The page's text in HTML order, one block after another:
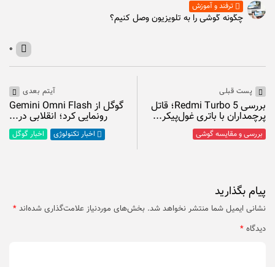
ترفند و آموزش
چگونه گوشی را به تلویزیون وصل کنیم؟
۰
پست قبلی
بررسی Redmi Turbo 5؛ قاتل
پرچمداران با باتری غول‌پیکر...
بررسی و مقایسه گوشی
آیتم بعدی
گوگل از Gemini Omni Flash
رونمایی کرد؛ انقلابی در...
اخبار تکنولوژی اخبار گوگل
پیام بگذارید
نشانی ایمیل شما منتشر نخواهد شد. بخش‌های موردنیاز علامت‌گذاری شده‌اند *
دیدگاه *